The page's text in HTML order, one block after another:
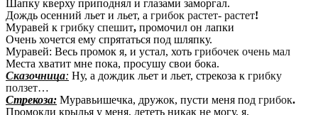
Шапку кверху приподнял и глазами заморгал.
Дождь осенний льет и льет, а грибок растет- растет!
Муравей к грибку спешит, промочил он лапки
Очень хочется ему спрятаться под шляпку.
Муравей: Весь промок я, и устал, хоть грибочек очень мал
Места хватит мне пока, просушу свои бока.
Сказочница: Ну, а дождик льет и льет, стрекоза к грибку
ползет…
Стрекоза: Муравьишечка, дружок, пусти меня под грибок.
Промокли крылья у меня, лететь никак не могу, я.